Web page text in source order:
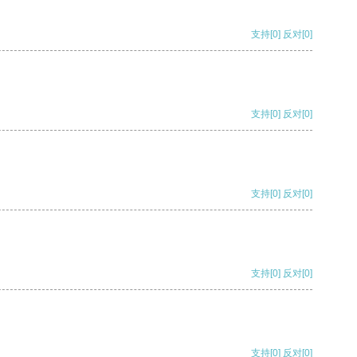
支持[0] 反对[0]
支持[0] 反对[0]
支持[0] 反对[0]
支持[0] 反对[0]
支持[0] 反对[0]